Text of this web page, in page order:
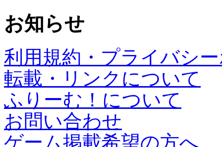
お知らせ
利用規約・プライバシ
転載・リンクについて
ふりーむ！について
お問い合わせ
ゲーム掲載希望の方へ